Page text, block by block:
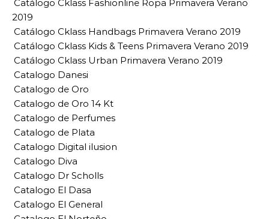
Catálogo Cklass Fashionline Ropa Primavera Verano
2019
Catálogo Cklass Handbags Primavera Verano 2019
Catálogo Cklass Kids & Teens Primavera Verano 2019
Catálogo Cklass Urban Primavera Verano 2019
Catalogo Danesi
Catalogo de Oro
Catalogo de Oro 14 Kt
Catalogo de Perfumes
Catalogo de Plata
Catalogo Digital ilusion
Catalogo Diva
Catalogo Dr Scholls
Catalogo El Dasa
Catalogo El General